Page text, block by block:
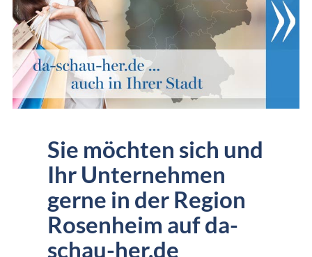
Sie möchten sich und
Ihr Unternehmen
gerne in der Region
Rosenheim auf da-
schau-her.de